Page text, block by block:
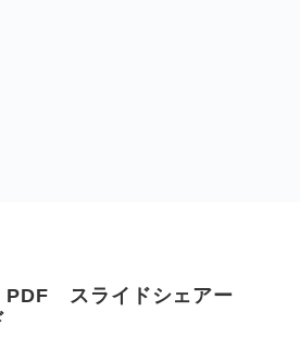
PDF スライドシェアー